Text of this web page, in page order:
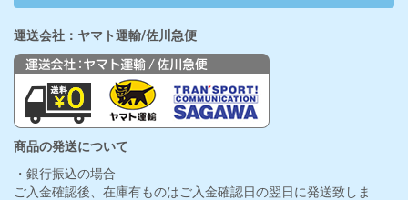
運送会社：ヤマト運輸/佐川急便
商品の発送について
・銀行振込の場合
ご入金確認後、在庫有ものはご入金確認日の翌日に発送致しま